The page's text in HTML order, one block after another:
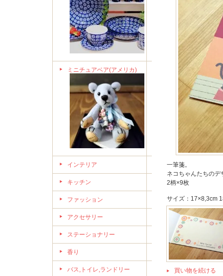
ミニチュアベア(アメリカ)
インテリア
キッチン
ファッション
アクセサリー
ステーショナリー
香り
バス,トイレ,ランドリー
一筆箋。
ネコちゃんたちのデ
2柄×9枚
サイズ：17×8,3cm
買い物を続ける